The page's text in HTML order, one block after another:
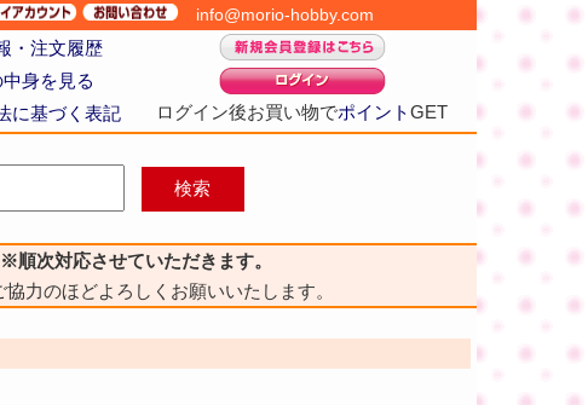
info@morio-hobby.com
・注文履歴
ログイン後お買い物でポイントGET
身を見る
に基づく表記
※順次対応させていただきます。
力のほどよろしくお願いいたします。